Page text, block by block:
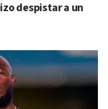
despistar a un